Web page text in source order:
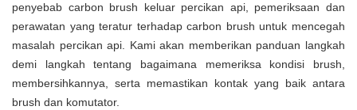
penyebab carbon brush keluar percikan api, pemeriksaan dan
perawatan yang teratur terhadap carbon brush untuk mencegah
masalah percikan api. Kami akan memberikan panduan langkah
demi langkah tentang bagaimana memeriksa kondisi brush,
membersihkannya, serta memastikan kontak yang baik antara
brush dan komutator.